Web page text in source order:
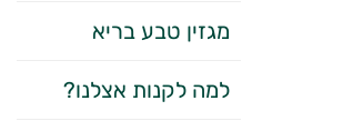
מגזין טבע בריא
למה לקנות אצלנו?